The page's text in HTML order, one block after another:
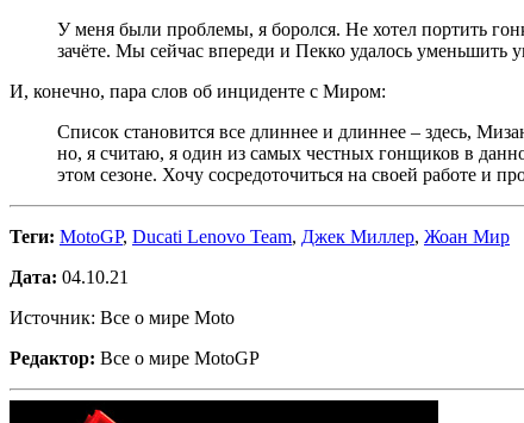
У меня были проблемы, я боролся. Не хотел портить
зачёте. Мы сейчас впереди и Пекко удалось уменьшить
И, конечно, пара слов об инциденте с Миром:
Список становится все длиннее и длиннее – здесь,
но, я считаю, я один из самых честных гонщиков в
этом сезоне. Хочу сосредоточиться на своей работе и
Теги: MotoGP, Ducati Lenovo Team, Джек Миллер, Жоан Мир
Дата: 04.10.21
Источник: Все о мире Moto
Редактор: Все о мире MotoGP